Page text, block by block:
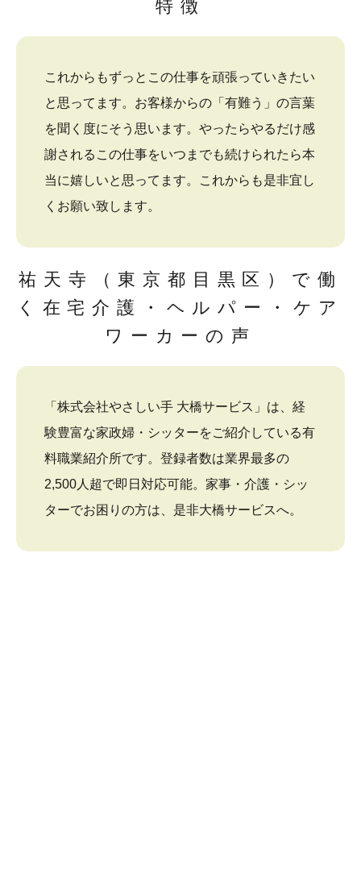
特徴
これからもずっとこの仕事を頑張っていきたい
と思ってます。お客様からの「有難う」の言葉
を聞く度にそう思います。やったらやるだけ感
謝されるこの仕事をいつまでも続けられたら本
当に嬉しいと思ってます。これからも是非宜し
くお願い致します。
祐天寺（東京都目黒区）で働
く在宅介護・ヘルパー・ケア
ワーカーの声
「株式会社やさしい手 大橋サービス」は、経
験豊富な家政婦・シッターをご紹介している有
料職業紹介所です。登録者数は業界最多の
2,500人超で即日対応可能。家事・介護・シッ
ターでお困りの方は、是非大橋サービスへ。